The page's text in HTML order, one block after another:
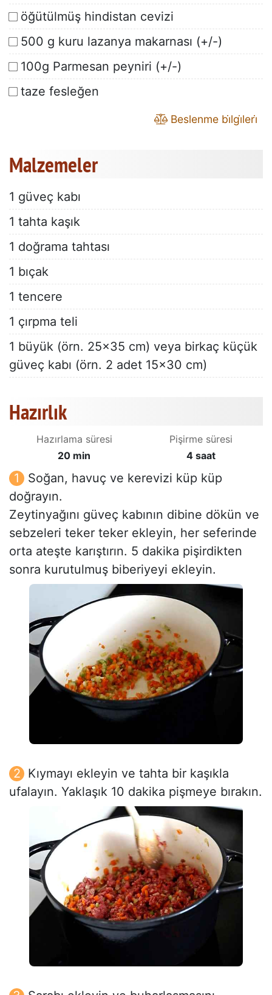
öğütülmüş hindistan cevizi
500 g kuru lazanya makarnası (+/-)
100g Parmesan peyniri (+/-)
taze fesleğen
Beslenme bi̇lgi̇leri̇
Malzemeler
1 güveç kabı
1 tahta kaşık
1 doğrama tahtası
1 bıçak
1 tencere
1 çırpma teli
1 büyük (örn. 25x35 cm) veya birkaç küçük
güveç kabı (örn. 2 adet 15x30 cm)
Hazırlık
Hazırlama süresi
20 min
Pişirme süresi
4 saat
Soğan, havuç ve kerevizi küp küp
doğrayın.
Zeytinyağını güveç kabının dibine dökün ve
sebzeleri teker teker ekleyin, her seferinde
orta ateşte karıştırın. 5 dakika pişirdikten
sonra kurutulmuş biberiyeyi ekleyin.
Kıymayı ekleyin ve tahta bir kaşıkla
ufalayın. Yaklaşık 10 dakika pişmeye bırakın.